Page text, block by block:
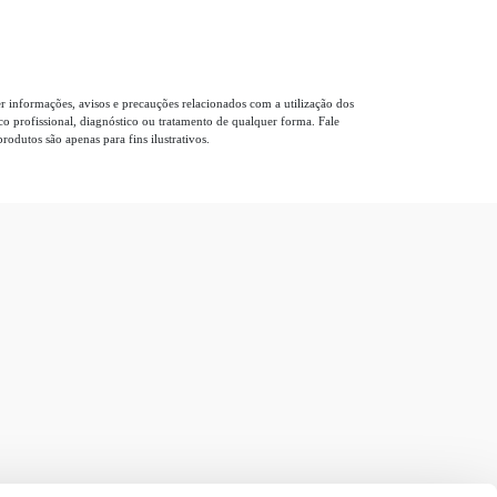
avisos e precauções relacionados com a utilização dos
profissional, diagnóstico ou tratamento de qualquer forma. Fale
são apenas para fins ilustrativos.